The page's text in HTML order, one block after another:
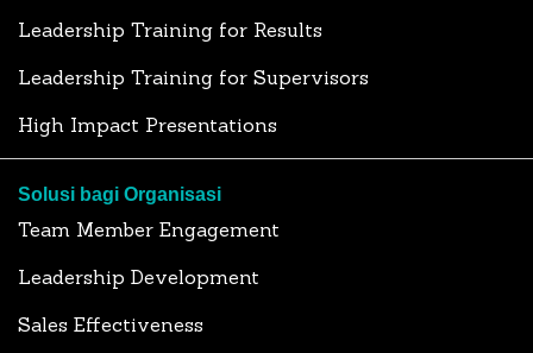
Leadership Training for Results
Leadership Training for Supervisors
High Impact Presentations
Solusi bagi Organisasi
Team Member Engagement
Leadership Development
Sales Effectiveness